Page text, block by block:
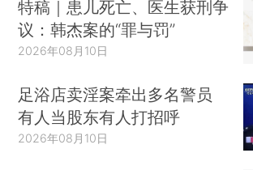
特稿｜患儿死亡、医生获刑争
议：韩杰案的“罪与罚”
2026年08月10日
足浴店卖淫案牵出多名警员
有人当股东有人打招呼
2026年08月10日